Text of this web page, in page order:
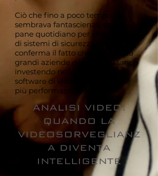
Ciò che fino a poco tempo fa
sembrava fantascienza, oggi è
pane quotidiano per chi si occupa
di sistemi di sicurezza. Ne è la
conferma il fatto che tutte le più
grandi aziende del settore stanno
investendo nello sviluppo di
software di videoanalisi sempre
più performanti.
ANALISI VIDEO:
QUANDO LA
VIDEOSORVEGLIANZ
A DIVENTA
INTELLIGENTE